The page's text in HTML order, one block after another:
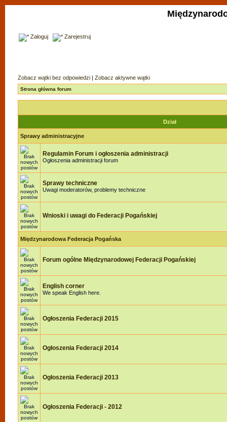
Zaloguj Zarejestruj
Zobacz wątki bez odpowiedzi | Zobacz aktywne wątki
Strona główna forum
Dział
Sprawy administracyjne
Regulamin Forum i ogłoszenia administracji
Ogłoszenia administracji forum
Sprawy techniczne
Uwagi moderatorów, problemy techniczne
Wnioski i uwagi do Federacji Pogańskiej
Międzynarodowa Federacja Pogańska
Forum ogólne Międzynarodowej Federacji Pogańskiej
English corner
We speak English here.
Ogłoszenia Federacji 2015
Ogłoszenia Federacji 2014
Ogłoszenia Federacji 2013
Ogłoszenia Federacji - 2012